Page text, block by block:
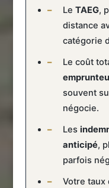
LeTAEG,
distance
catégorie
Le coût
souvent
négocie.
Les
anticipé,
parfois
Votre taux